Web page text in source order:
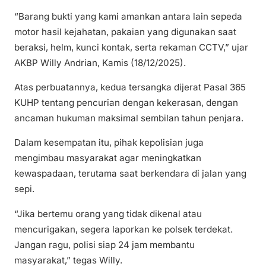
“Barang bukti yang kami amankan antara lain sepeda
motor hasil kejahatan, pakaian yang digunakan saat
beraksi, helm, kunci kontak, serta rekaman CCTV,” ujar
AKBP Willy Andrian, Kamis (18/12/2025).
Atas perbuatannya, kedua tersangka dijerat Pasal 365
KUHP tentang pencurian dengan kekerasan, dengan
ancaman hukuman maksimal sembilan tahun penjara.
Dalam kesempatan itu, pihak kepolisian juga
mengimbau masyarakat agar meningkatkan
kewaspadaan, terutama saat berkendara di jalan yang
sepi.
“Jika bertemu orang yang tidak dikenal atau
mencurigakan, segera laporkan ke polsek terdekat.
Jangan ragu, polisi siap 24 jam membantu
masyarakat,” tegas Willy.